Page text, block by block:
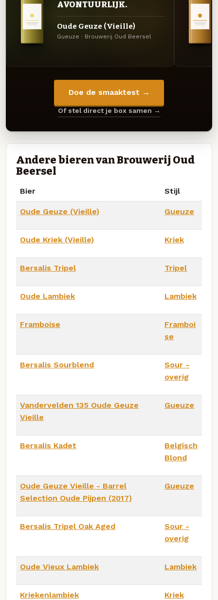
AVONTUURLIJK.
Oude Geuze (Vieille)
Gueuze · Brouwerij Oud Beersel
Doe de smaaktest →
Of stel direct je box samen →
Andere bieren van Brouwerij Oud
Beersel
Bier Stijl
Oude Geuze (Vieille) Gueuze
Oude Kriek (Vieille) Kriek
Bersalis Tripel Tripel
Oude Lambiek Lambiek
Framboise
Framboi
se
Bersalis Sourblend
Sour -
overig
Vandervelden 135 Oude Geuze
Vieille
Gueuze
Bersalis Kadet
Belgisch
Blond
Oude Geuze Vieille - Barrel
Selection Oude Pijpen (2017)
Gueuze
Bersalis Tripel Oak Aged
Sour -
overig
Oude Vieux Lambiek Lambiek
Kriekenlambiek Kriek